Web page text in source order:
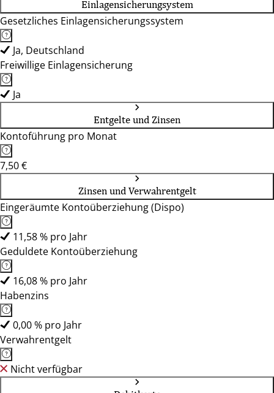
Einlagensicherungsystem
Gesetzliches Einlagensicherungssystem
Ja, Deutschland
Freiwillige Einlagensicherung
Ja
Entgelte und Zinsen
Kontoführung pro Monat
7,50 €
Zinsen und Verwahrentgelt
Eingeräumte Kontoüberziehung (Dispo)
11,58 % pro Jahr
Geduldete Kontoüberziehung
16,08 % pro Jahr
Habenzins
0,00 % pro Jahr
Verwahrentgelt
Nicht verfügbar